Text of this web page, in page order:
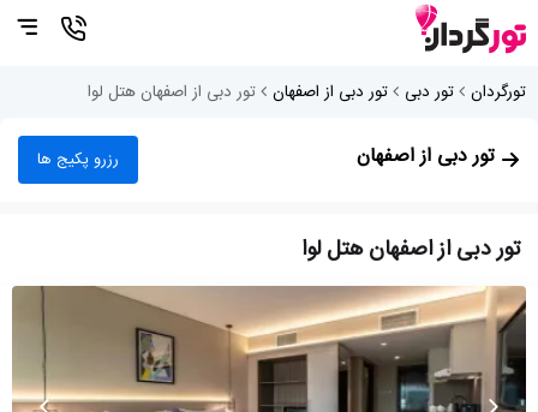
تورگردان تور دبی تور دبی از اصفهان تور دبی از اصفهان هتل لوا
تور دبی از اصفهان رزرو پکیج ها
تور دبی از اصفهان هتل لوا